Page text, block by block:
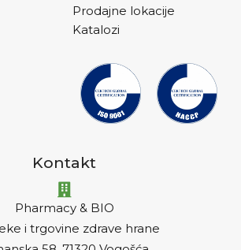
Prodajne lokacije
Katalozi
Kontakt
Pharmacy & BIO
i trgovine zdrave hrane